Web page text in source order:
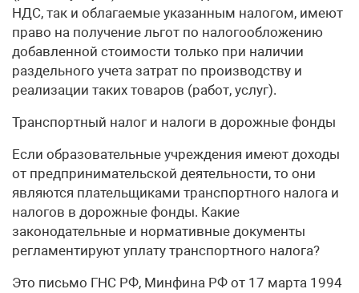
НДС, так и облагаемые указанным налогом, имеют
право на получение льгот по налогообложению
добавленной стоимости только при наличии
раздельного учета затрат по производству и
реализации таких товаров (работ, услуг).
Транспортный налог и налоги в дорожные фонды
Если образовательные учреждения имеют доходы
от предпринимательской деятельности, то они
являются плательщиками транспортного налога и
налогов в дорожные фонды. Какие
законодательные и нормативные документы
регламентируют уплату транспортного налога?
Это письмо ГНС РФ, Минфина РФ от 17 марта 1994